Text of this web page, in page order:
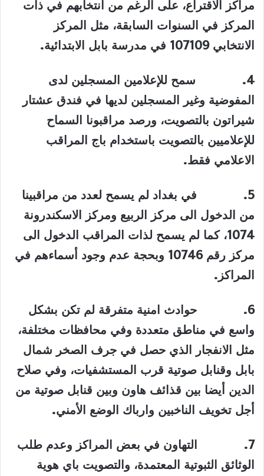
مراكز الاقتراع، على الرغم من انتخابهم في ذات
المركز في السنوات السابقة، مثل المركز
الانتخابي 107109 في مدرسة بابل الابتدائية
.
4.
سمح للإعلامين المسجلين لدى
المفوضية وغير المسجلين لديها في فندق عشتار
شيراتون بالتصويت، ورصد مراقبونا السماح
للإعلاميين بالتصويت باستخدام باج المراقب
الاعلامي فقط.
5.
في بغداد لم يسمح لعدد من مراقبينا
من الدخول الى مركز الربيع ومركز الاسكندرونة
1074، كما لم يسمح لذات المراقب الدخول الى
مركز رقم 10746 وبحجة عدم وجود أسماءهم في
المراكز .
6.
حوادث امنية متفرقة لم تكن بشكل
واسع في مناطق متعددة وفي محافظات مختلفة،
مثل الانفجار الذي حصل في جرف الصخر شمال
بابل وقنابل صوتية قرب المستشفيات، وفي صلاح
الدين أيضا بين قذائف هاون وبين قنابل صوتية من
أجل تخويف الناخبين وارباك الوضع الأمني.
7.
التهاون في بعض المراكز وعدم طلب
الوثائق الثبوتية المعتمدة، والتصويت باي هوية